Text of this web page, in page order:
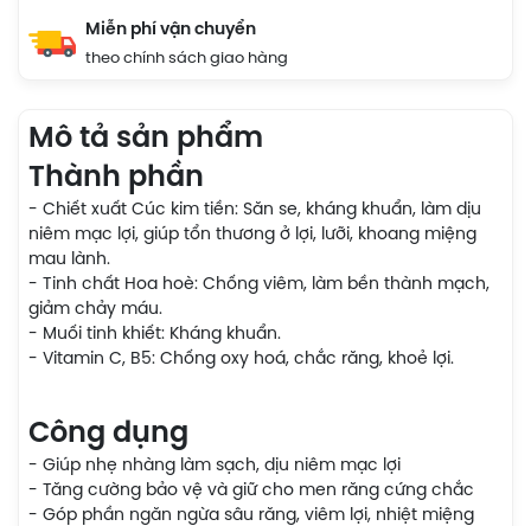
Miễn phí vận chuyển
theo chính sách giao hàng
Mô tả sản phẩm
Thành phần
- Chiết xuất Cúc kim tiền: Săn se, kháng khuẩn, làm dịu
niêm mạc lợi, giúp tổn thương ở lợi, lưỡi, khoang miệng
mau lành.
- Tinh chất Hoa hoè: Chống viêm, làm bền thành mạch,
giảm chảy máu.
- Muối tinh khiết: Kháng khuẩn.
- Vitamin C, B5: Chống oxy hoá, chắc răng, khoẻ lợi.
Công dụng
- Giúp nhẹ nhàng làm sạch, dịu niêm mạc lợi
- Tăng cường bảo vệ và giữ cho men răng cứng chắc
- Góp phần ngăn ngừa sâu răng, viêm lợi, nhiệt miệng